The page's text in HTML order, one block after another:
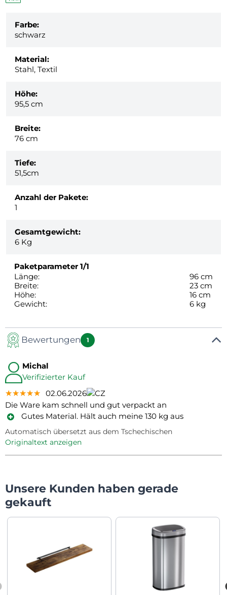
Farbe:
schwarz
Material:
Stahl, Textil
Höhe:
95,5 cm
Breite:
76 cm
Tiefe:
51,5cm
Anzahl der Pakete:
1
Gesamtgewicht:
6 Kg
Paketparameter1/1
Länge:
96 cm
Breite:
23 cm
Höhe:
16 cm
Gewicht:
6 kg
Bewertungen 1
Michal
Verifizierter Kauf
★★★★★
★★★★★
★★★★★ 02.06.2026
Die Ware kam schnell und gut verpackt an
Gutes Material. Hält auch meine 130 kg aus
Automatisch übersetzt aus dem Tschechischen
Originaltext anzeigen
Unsere Kunden haben gerade
gekauft